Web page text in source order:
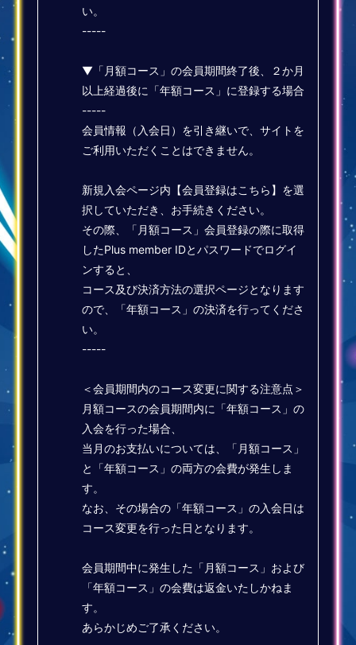
い。
-----
▼「月額コース」の会員期間終了後、２か月
以上経過後に「年額コース」に登録する場合
-----
会員情報（入会日）を引き継いで、サイトを
ご利用いただくことはできません。
新規入会ページ内【会員登録はこちら】を選
択していただき、お手続きください。
その際、「月額コース」会員登録の際に取得
したPlus member IDとパスワードでログイ
ンすると、
コース及び決済方法の選択ページとなります
ので、「年額コース」の決済を行ってくださ
い。
-----
＜会員期間内のコース変更に関する注意点＞
月額コースの会員期間内に「年額コース」の
入会を行った場合、
当月のお支払いについては、「月額コース」
と「年額コース」の両方の会費が発生しま
す。
なお、その場合の「年額コース」の入会日は
コース変更を行った日となります。
会員期間中に発生した「月額コース」および
「年額コース」の会費は返金いたしかねま
す。
あらかじめご了承ください。